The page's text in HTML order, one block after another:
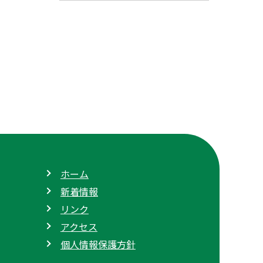
ホーム
新着情報
リンク
アクセス
個人情報保護方針